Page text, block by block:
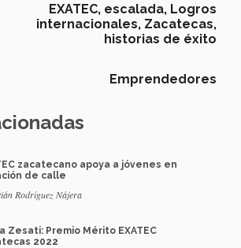
EXATEC, escalada, Logros
internacionales, Zacatecas,
historias de éxito
Emprendedores
zacatecano apoya a jóvenes en
de calle
Rodríguez Nájera
Zesati: Premio Mérito EXATEC
2022